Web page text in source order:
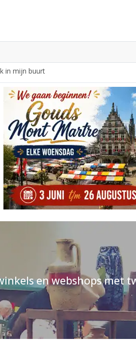
in mijn buurt
en webshops met